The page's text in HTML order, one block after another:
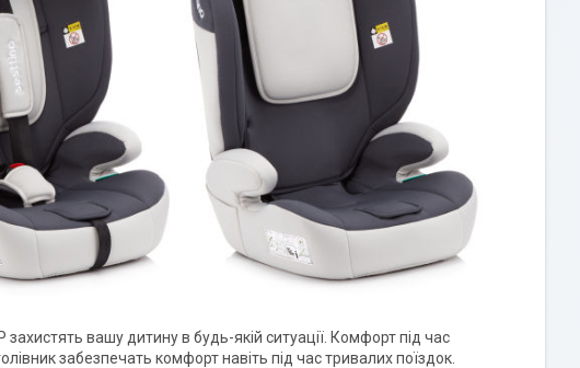
вашу дитину в будь-якій ситуації. Комфорт під час
забезпечать комфорт навіть під час тривалих поїздок.